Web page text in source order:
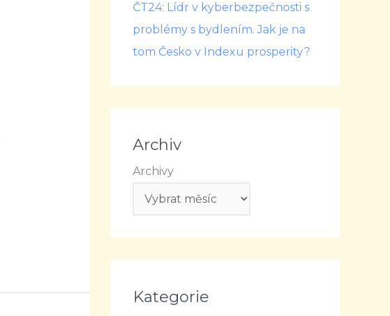
ČT24: Lídr v kyberbezpečnosti s
problémy s bydlením. Jak je na
tom Česko v Indexu prosperity?
Archiv
Archivy
Kategorie